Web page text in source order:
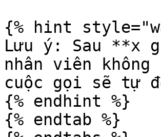
{% hint
Lưu ý: Sau **x
nhân viên
cuộc gọi sẽ tự
{% endhint %}
{% endtab %}